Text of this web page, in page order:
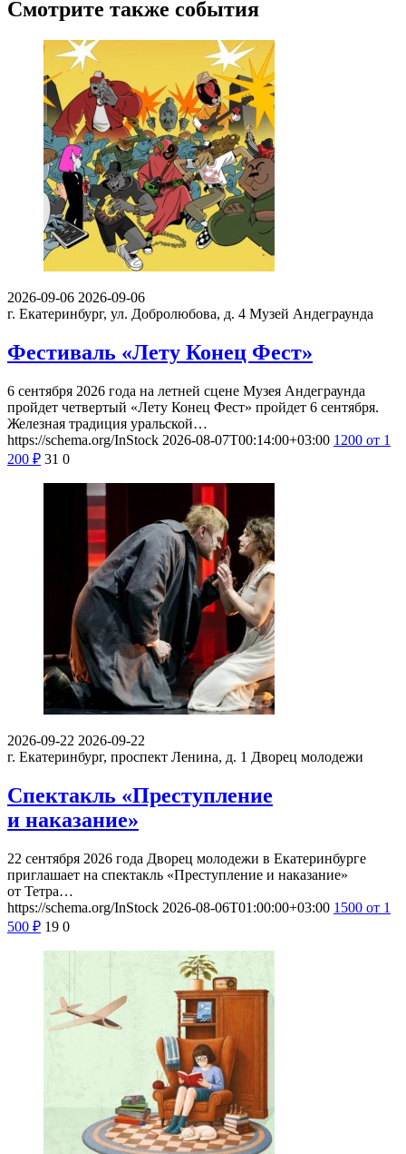
Смотрите также события
2026-09-06 2026-09-06
г. Екатеринбург, ул. Добролюбова, д. 4 Музей Андеграунда
Фестиваль «Лету Конец Фест»
6 сентября 2026 года на летней сцене Музея Андеграунда
пройдет четвертый «Лету Конец Фест» пройдет 6 сентября.
Железная традиция уральской…
https://schema.org/InStock 2026-08-07T00:14:00+03:00 1200 от 1
200 ₽ 31 0
2026-09-22 2026-09-22
г. Екатеринбург, проспект Ленина, д. 1 Дворец молодежи
Спектакль «Преступление
и наказание»
22 сентября 2026 года Дворец молодежи в Екатеринбурге
приглашает на спектакль «Преступление и наказание»
от Тетра…
https://schema.org/InStock 2026-08-06T01:00:00+03:00 1500 от 1
500 ₽ 19 0